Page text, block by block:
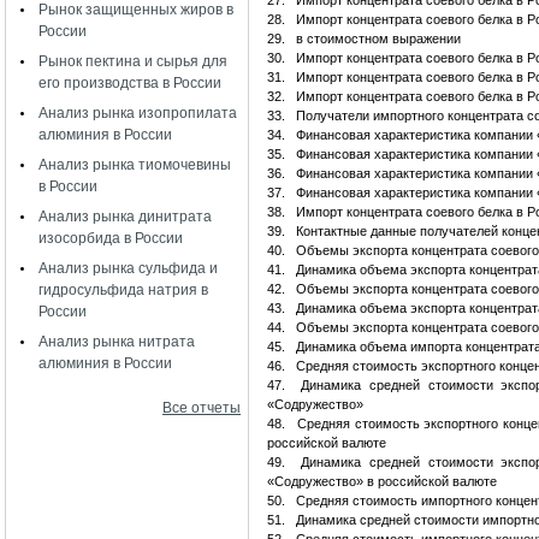
Рынок защищенных жиров в
России
Рынок пектина и сырья для
его производства в России
Анализ рынка изопропилата
алюминия в России
Анализ рынка тиомочевины
в России
Анализ рынка динитрата
изосорбида в России
Анализ рынка сульфида и
гидросульфида натрия в
России
Анализ рынка нитрата
алюминия в России
Все отчеты
28.
Импорт концентрата соевого белка в
29.
в стоимостном выражении
30.
Импорт концентрата соевого белка в
31.
Импорт концентрата соевого белка в
32.
Импорт концентрата соевого белка в
33.
Получатели импортного концентрата
34.
Финансовая характеристика
35.
Финансовая характеристика
36.
Финансовая характеристика
37.
Финансовая характеристика
38.
Импорт концентрата соевого белка в
39.
Контактные данные получателей
40.
Объемы экспорта концентрата
41.
Динамика объема экспорта
42.
Объемы экспорта концентрата
43.
Динамика объема экспорта
44.
Объемы экспорта концентрата
45.
Динамика объема импорта
46.
Средняя стоимость экспортного
47.
Динамика средней стоимости
«Содружество»
48.
Средняя стоимость экспортного
российской валюте
49.
Динамика средней стоимости
«Содружество» в российской валюте
50.
Средняя стоимость импортного
51.
Динамика средней стоимости